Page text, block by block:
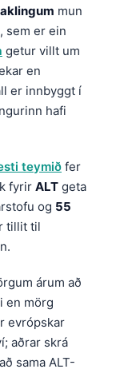
mun
sem er ein
getur villt um
en
er innbyggt í
hafi
teymið fer
fyrir ALT geta
og 55
tillit til
árum að
en mörg
evrópskar
aðrar skrá
sama ALT-